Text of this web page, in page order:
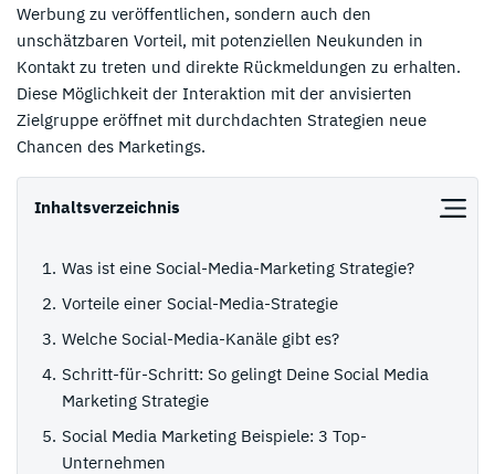
Werbung zu veröffentlichen, sondern auch den
unschätzbaren Vorteil, mit potenziellen Neukunden in
Kontakt zu treten und direkte Rückmeldungen zu erhalten.
Diese Möglichkeit der Interaktion mit der anvisierten
Zielgruppe eröffnet mit durchdachten Strategien neue
Chancen des Marketings.
Inhaltsverzeichnis
Was ist eine Social-Media-Marketing Strategie?
Vorteile einer Social-Media-Strategie
Welche Social-Media-Kanäle gibt es?
Schritt-für-Schritt: So gelingt Deine Social Media
Marketing Strategie
Social Media Marketing Beispiele: 3 Top-
Unternehmen